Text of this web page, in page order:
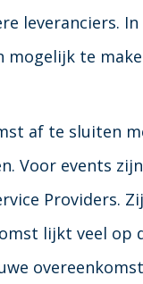
leveranciers.
mogelijk te
af te sluiten
Voor events
Providers.
lijkt veel op